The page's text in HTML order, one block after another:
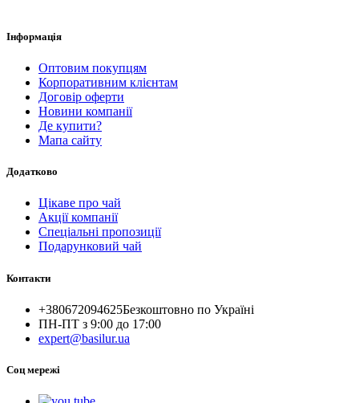
Інформація
Оптовим покупцям
Корпоративним клієнтам
Договір оферти
Новини компанії
Де купити?
Мапа сайту
Додатково
Цікаве про чай
Акції компанії
Спеціальні пропозиції
Подарунковий чай
Контакти
+380672094625Безкоштовно по Україні
ПН-ПТ з 9:00 до 17:00
expert@basilur.ua
Cоц мережі